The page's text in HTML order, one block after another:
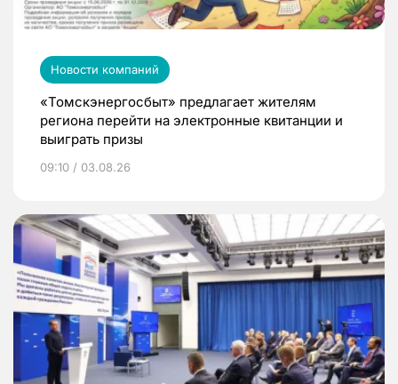
Новости компаний
«Томскэнергосбыт» предлагает жителям
региона перейти на электронные квитанции и
выиграть призы
09:10 / 03.08.26